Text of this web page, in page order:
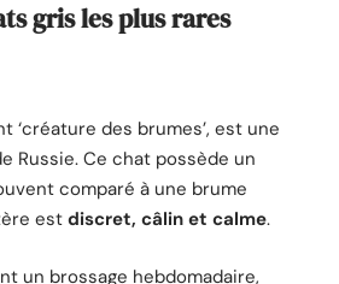
gris les plus rares
‘créature des brumes’, est une
Russie. Ce chat possède un
comparé à une brume
est discret, câlin et calme.
un brossage hebdomadaire,